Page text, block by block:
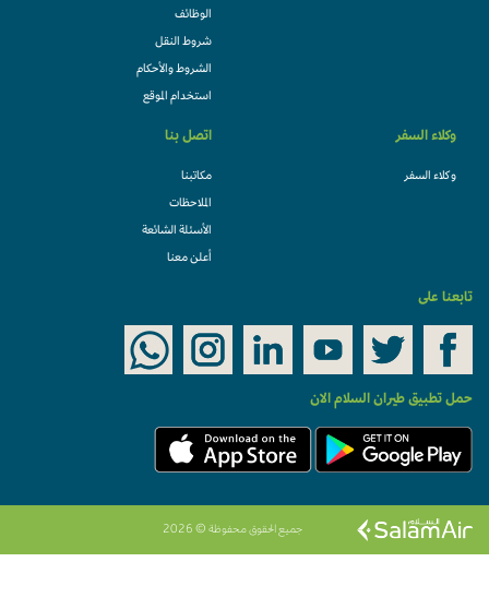
الوظائف
شروط النقل
الشروط والأحكام
استخدام الموقع
وكلاء السفر
وكلاء السفر
اتصل بنا
مكاتبنا
الملاحظات
الأسئلة الشائعة
أعلن معنا
تابعنا على
حمل تطبيق طيران السلام الان
جميع الحقوق محفوظة © 2026